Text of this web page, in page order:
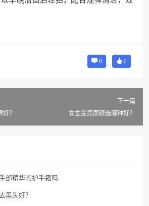
0 0
？
下一篇
女生提亮面膜选哪种好？
部精华的护手霜吗
黑头好？